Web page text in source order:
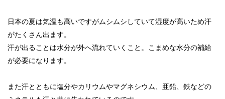
日本の夏は気温も高いですがムシムシしていて湿度が高いため汗
がたくさん出ます。
汗が出ることは水分が外へ流れていくこと。こまめな水分の補給
が必要になります。
また汗とともに塩分やカリウムやマグネシウム、亜鉛、鉄などの